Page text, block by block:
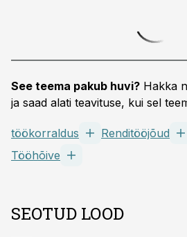
See teema pakub huvi? Hakka
ja saad alati teavituse, kui sel
töökorraldus Renditööjõud
Tööhõive
SEOTUD LOOD